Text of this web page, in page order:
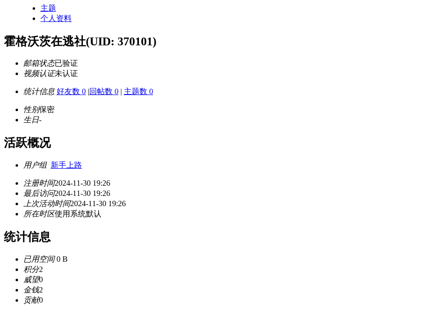
主题
个人资料
霍格沃茨在逃社(UID: 370101)
邮箱状态已验证
视频认证未认证
统计信息 好友数 0 |回帖数 0 | 主题数 0
性别保密
生日-
活跃概况
用户组 新手上路
注册时间2024-11-30 19:26
最后访问2024-11-30 19:26
上次活动时间2024-11-30 19:26
所在时区使用系统默认
统计信息
已用空间0 B
积分2
威望0
金钱2
贡献0